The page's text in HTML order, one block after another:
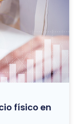
físico en